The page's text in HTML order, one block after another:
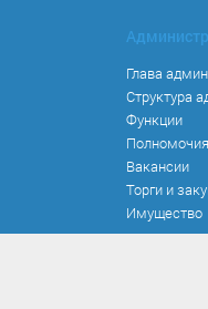
Глава
Структура
Функции
Полномочия
Вакансии
Торги и
Имущество